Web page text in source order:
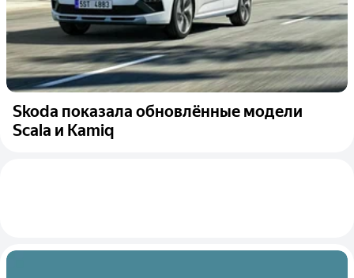
Skoda показала обновлённые модели
Scala и Kamiq